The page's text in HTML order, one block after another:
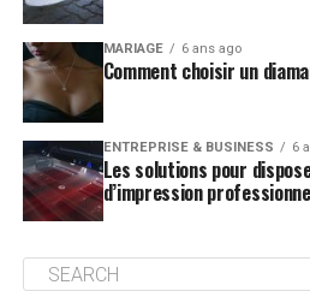
MARIAGE 6 ans ago
Comment choisir un
ENTREPRISE & BUSINESS 6
Les solutions pour
d’impression